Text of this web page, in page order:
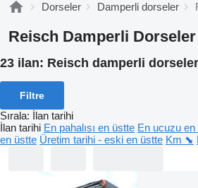
Dorseler Damperli dorseler
Reisch Damperli Dorseler
23 ilan: Reisch damperli dorseler
Filtre
Sırala: İlan tarihi
İlan tarihi En pahalısı en üstte En ucuzu en
en üstte Üretim tarihi - eski en üstte Km ⬊